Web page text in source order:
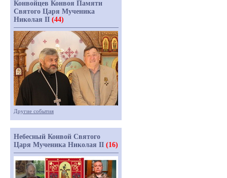
Конвойцев Конвоя Памяти
Святого Царя Мученика
Николая II (44)
Другие события
Небесный Конвой Святого
Царя Мученика Николая II (16)